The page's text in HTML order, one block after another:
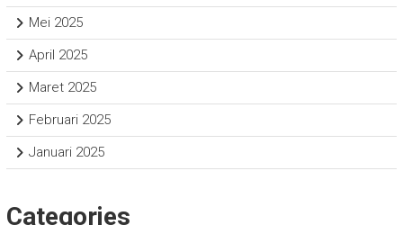
Mei 2025
April 2025
Maret 2025
Februari 2025
Januari 2025
Categories